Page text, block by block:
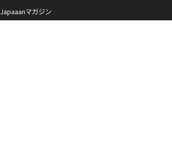
Japaaanマガジン